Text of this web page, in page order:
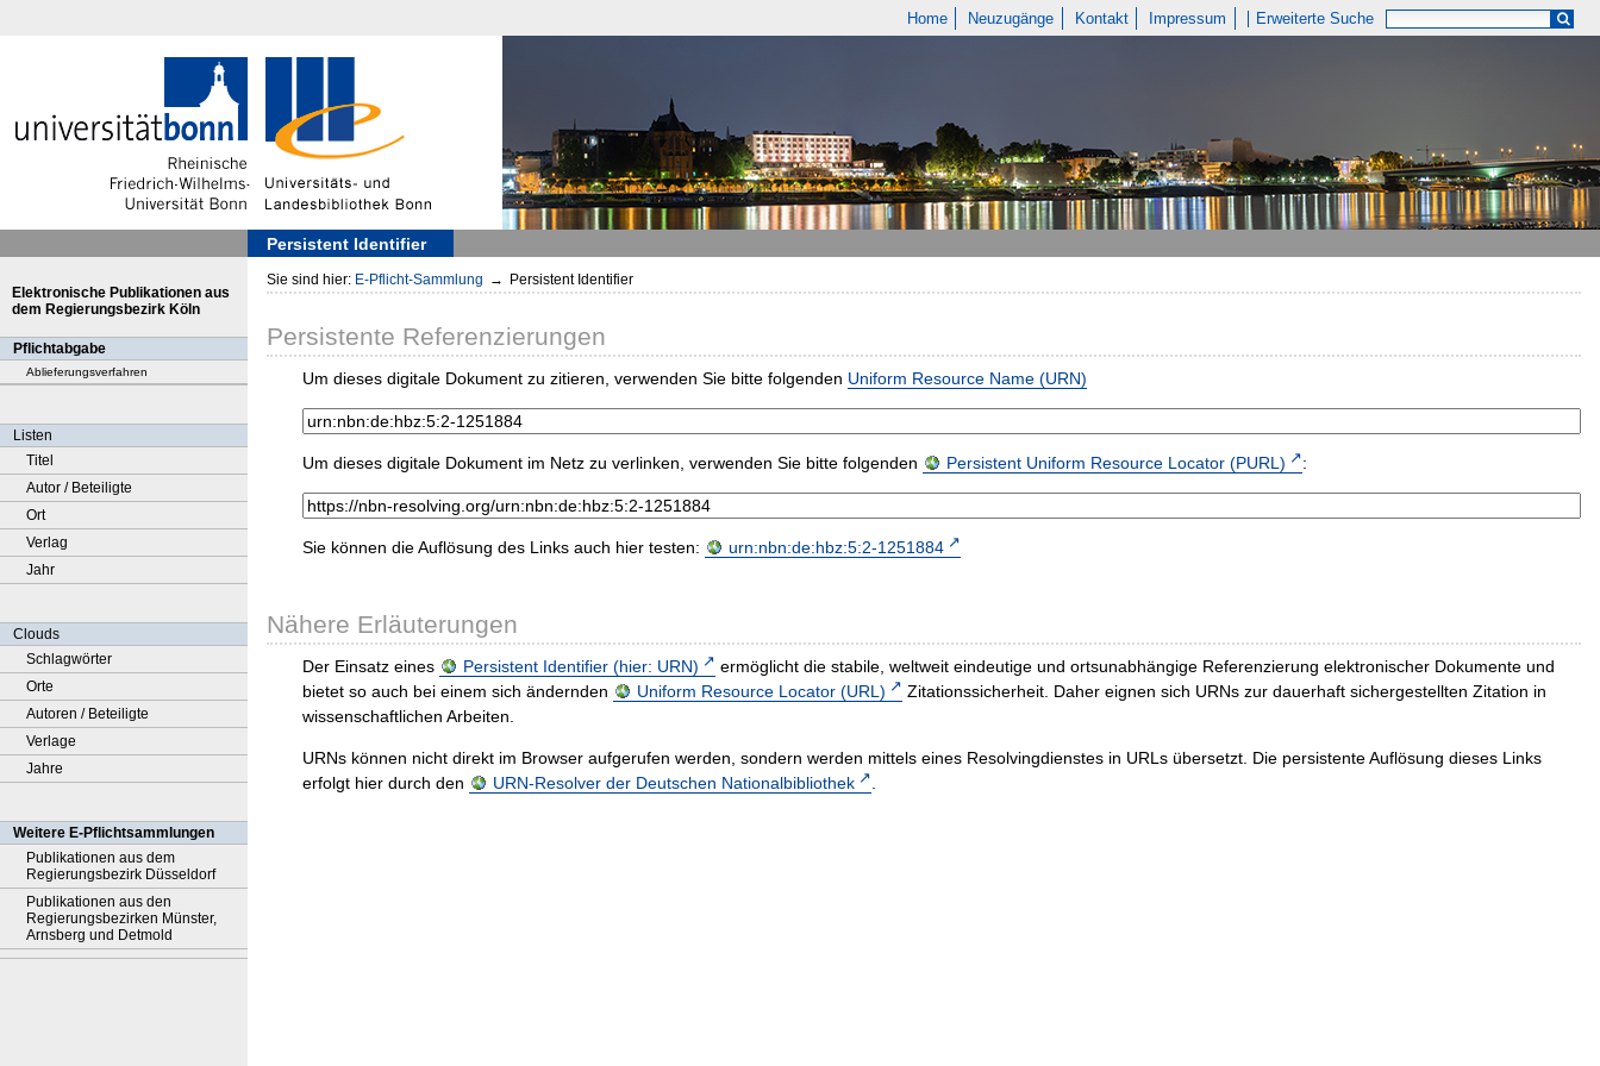
Home Neuzugänge Kontakt Impressum Erweiterte Suche
Persistent Identifier
Elektronische Publikationen aus
dem Regierungsbezirk Köln
Pflichtabgabe
Ablieferungsverfahren
Listen
Titel
Autor / Beteiligte
Ort
Verlag
Jahr
Clouds
Schlagwörter
Orte
Autoren / Beteiligte
Verlage
Jahre
Weitere E-Pflichtsammlungen
Publikationen aus dem
Regierungsbezirk Düsseldorf
Publikationen aus den
Regierungsbezirken Münster,
Arnsberg und Detmold
Sie sind hier: E-Pflicht-Sammlung → Persistent Identifier
Persistente Referenzierungen
Um dieses digitale Dokument zu zitieren, verwenden Sie bitte folgenden Uniform Resource Name (URN)
Um dieses digitale Dokument im Netz zu verlinken, verwenden Sie bitte folgenden Persistent Uniform Resource Locator (PURL) :
Sie können die Auflösung des Links auch hier testen: urn:nbn:de:hbz:5:2-1251884
Nähere Erläuterungen
Der Einsatz eines Persistent Identifier (hier: URN)
ermöglicht die stabile, weltweit eindeutige und ortsunabhängige Referenzierung elektronischer Dokumente und
bietet so auch bei einem sich ändernden
Uniform Resource Locator (URL)
Zitationssicherheit. Daher eignen sich URNs zur dauerhaft sichergestellten Zitation in
wissenschaftlichen Arbeiten.
URNs können nicht direkt im Browser aufgerufen werden, sondern werden mittels eines Resolvingdienstes in URLs übersetzt. Die persistente Auflösung dieses Links
erfolgt hier durch den
URN-Resolver der Deutschen Nationalbibliothek .